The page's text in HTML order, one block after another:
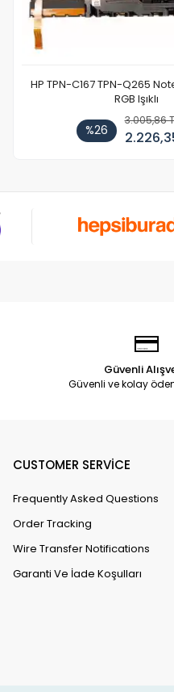
HP TPN-C167 TPN-Q265
RGB Işıklı
%26
3.005,86
Güvenli
Güvenli ve kolay
CUSTOMER SERVİCE
Frequently Asked Questions
Order Tracking
Wire Transfer Notifications
Garanti Ve İade Koşulları